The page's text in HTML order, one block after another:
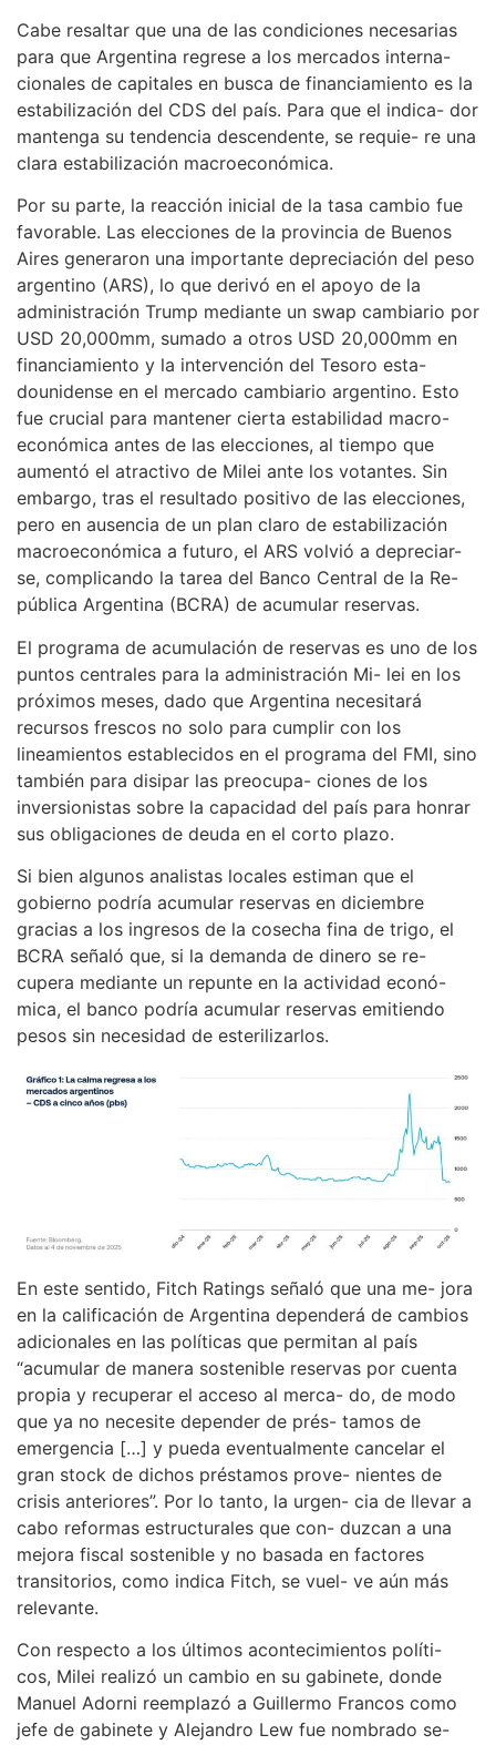
Cabe resaltar que una de las condiciones necesarias
para que Argentina regrese a los mercados interna-
cionales de capitales en busca de financiamiento es la
estabilización del CDS del país. Para que el indica- dor
mantenga su tendencia descendente, se requie- re una
clara estabilización macroeconómica.
Por su parte, la reacción inicial de la tasa cambio fue
favorable. Las elecciones de la provincia de Buenos
Aires generaron una importante depreciación del peso
argentino (ARS), lo que derivó en el apoyo de la
administración Trump mediante un swap cambiario por
USD 20,000mm, sumado a otros USD 20,000mm en
financiamiento y la intervención del Tesoro esta-
dounidense en el mercado cambiario argentino. Esto
fue crucial para mantener cierta estabilidad macro-
económica antes de las elecciones, al tiempo que
aumentó el atractivo de Milei ante los votantes. Sin
embargo, tras el resultado positivo de las elecciones,
pero en ausencia de un plan claro de estabilización
macroeconómica a futuro, el ARS volvió a depreciar-
se, complicando la tarea del Banco Central de la Re-
pública Argentina (BCRA) de acumular reservas.
El programa de acumulación de reservas es uno de los
puntos centrales para la administración Mi- lei en los
próximos meses, dado que Argentina necesitará
recursos frescos no solo para cumplir con los
lineamientos establecidos en el programa del FMI, sino
también para disipar las preocupa- ciones de los
inversionistas sobre la capacidad del país para honrar
sus obligaciones de deuda en el corto plazo.
Si bien algunos analistas locales estiman que el
gobierno podría acumular reservas en diciembre
gracias a los ingresos de la cosecha fina de trigo, el
BCRA señaló que, si la demanda de dinero se re-
cupera mediante un repunte en la actividad econó-
mica, el banco podría acumular reservas emitiendo
pesos sin necesidad de esterilizarlos.
En este sentido, Fitch Ratings señaló que una me- jora
en la calificación de Argentina dependerá de cambios
adicionales en las políticas que permitan al país
“acumular de manera sostenible reservas por cuenta
propia y recuperar el acceso al merca- do, de modo
que ya no necesite depender de prés- tamos de
emergencia […] y pueda eventualmente cancelar el
gran stock de dichos préstamos prove- nientes de
crisis anteriores”. Por lo tanto, la urgen- cia de llevar a
cabo reformas estructurales que con- duzcan a una
mejora fiscal sostenible y no basada en factores
transitorios, como indica Fitch, se vuel- ve aún más
relevante.
Con respecto a los últimos acontecimientos políti-
cos, Milei realizó un cambio en su gabinete, donde
Manuel Adorni reemplazó a Guillermo Francos como
jefe de gabinete y Alejandro Lew fue nombrado se-